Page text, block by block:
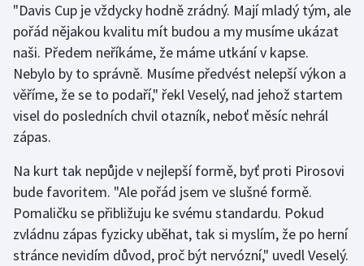
Ragby
Rychlobruslení
Rychlostní kanoistika
Short track
Sportovní střelba
Stolní tenis
Triatlon
"Davis Cup je vždycky hodně zrádný. Mají mladý tým, ale
pořád nějakou kvalitu mít budou a my musíme ukázat
naši. Předem neříkáme, že máme utkání v kapse.
Nebylo by to správně. Musíme předvést nelepší výkon a
věříme, že se to podaří," řekl Veselý, nad jehož startem
visel do posledních chvil otazník, neboť měsíc nehrál
zápas.
Na kurt tak nepůjde v nejlepší formě, byť proti Pirosovi
bude favoritem. "Ale pořád jsem ve slušné formě.
Pomaličku se přibližuju ke svému standardu. Pokud
zvládnu zápas fyzicky uběhat, tak si myslím, že po herní
stránce nevidím důvod, proč být nervózní," uvedl Veselý.